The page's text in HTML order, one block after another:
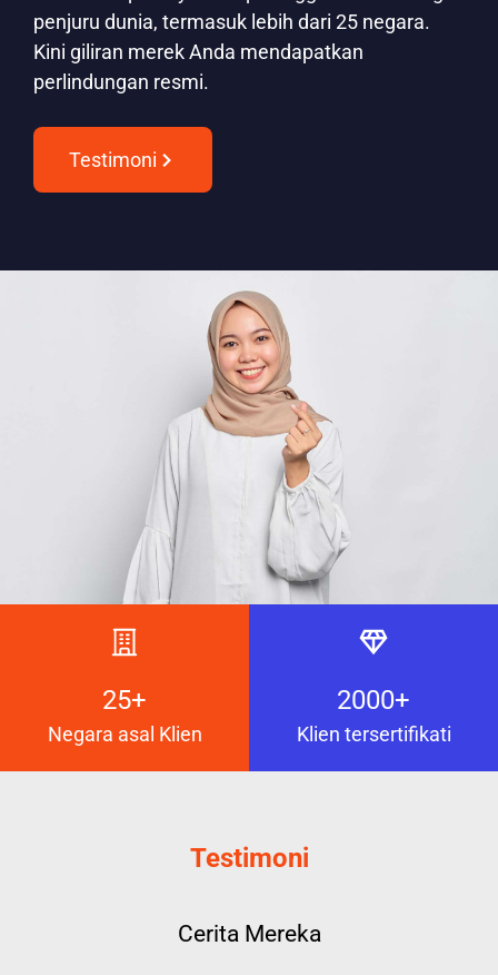
penjuru dunia, termasuk lebih dari 25 negara.
Kini giliran merek Anda mendapatkan
perlindungan resmi.
Testimoni
25+
Negara asal Klien
2000+
Klien tersertifikati
Testimoni
Cerita Mereka